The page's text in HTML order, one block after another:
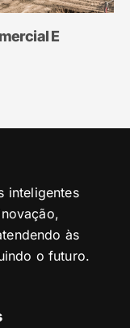
E
inteligentes
às
o futuro.